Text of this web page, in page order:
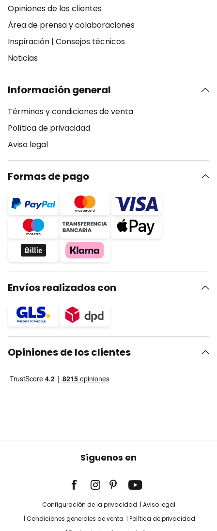
Opiniones de los clientes
Área de prensa y colaboraciones
Inspiración | Consejos técnicos
Noticias
Información general
Términos y condiciones de venta
Política de privacidad
Aviso legal
Formas de pago
Envíos realizados con
Opiniones de los clientes
Síguenos en
Configuración de la privacidad
Aviso legal
Condiciones generales de venta
Política de privacidad